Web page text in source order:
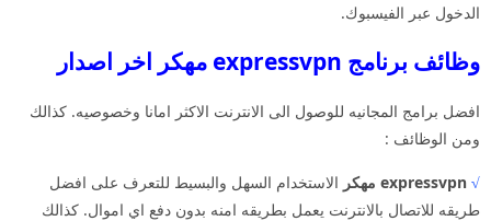
الدخول عبر الفيسبوك.
وظائف برنامج expressvpn مهكر اخر اصدار
افضل برامج المجانيه للوصول الى الانترنت الاكثر امانا وخصوصيه. كذالك
ومن الوظائف :
√ expressvpn مهكر
الاستخدام السهل والبسيط للتعرف على افضل
طريقه للاتصال بالانترنت يعمل بطريقه امنه بدون دفع اي اموال. كذالك